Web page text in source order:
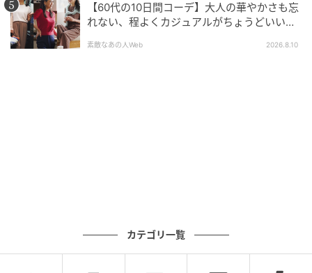
【60代の10日間コーデ】大人の華やかさも忘
れない、程よくカジュアルがちょうどいい！
素敵なあの人Web 2026.8.10
カテゴリ一覧